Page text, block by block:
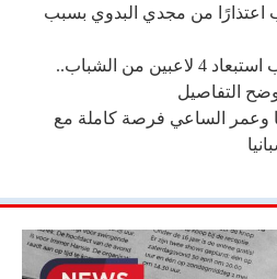
اعتذارًا من مجدي البدوي بسبب
الزمالك يكشف أسباب استبعاد 4 لاعبين من الشباب..
التفاصيل
وعمر الساعي فرصة كاملة مع